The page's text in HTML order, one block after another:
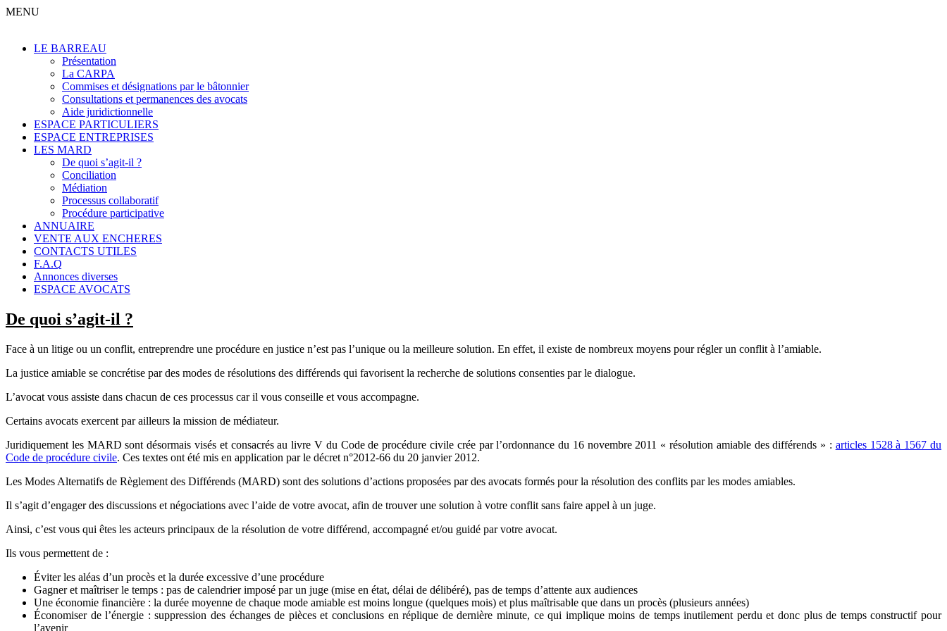
MENU
LE BARREAU
Présentation
La CARPA
Commises et désignations par le bâtonnier
Consultations et permanences des avocats
Aide juridictionnelle
ESPACE PARTICULIERS
ESPACE ENTREPRISES
LES MARD
De quoi s’agit-il ?
Conciliation
Médiation
Processus collaboratif
Procédure participative
ANNUAIRE
VENTE AUX ENCHERES
CONTACTS UTILES
F.A.Q
Annonces diverses
ESPACE AVOCATS
De quoi s’agit-il ?
Face à un litige ou un conflit, entreprendre une procédure en justice n’est pas l’unique ou la meilleure solution. En effet, il existe de nombreux moyens pour régler un conflit à l’amiable.
La justice amiable se concrétise par des modes de résolutions des différends qui favorisent la recherche de solutions consenties par le dialogue.
L’avocat vous assiste dans chacun de ces processus car il vous conseille et vous accompagne.
Certains avocats exercent par ailleurs la mission de médiateur.
Juridiquement les MARD sont désormais visés et consacrés au livre V du Code de procédure civile crée par l’ordonnance du 16 novembre 2011 « résolution amiable des différends » : articles 1528 à 1567 du
Code de procédure civile. Ces textes ont été mis en application par le décret n°2012-66 du 20 janvier 2012.
Les Modes Alternatifs de Règlement des Différends (MARD) sont des solutions d’actions proposées par des avocats formés pour la résolution des conflits par les modes amiables.
Il s’agit d’engager des discussions et négociations avec l’aide de votre avocat, afin de trouver une solution à votre conflit sans faire appel à un juge.
Ainsi, c’est vous qui êtes les acteurs principaux de la résolution de votre différend, accompagné et/ou guidé par votre avocat.
Ils vous permettent de :
Éviter les aléas d’un procès et la durée excessive d’une procédure
Gagner et maîtriser le temps : pas de calendrier imposé par un juge (mise en état, délai de délibéré), pas de temps d’attente aux audiences
Une économie financière : la durée moyenne de chaque mode amiable est moins longue (quelques mois) et plus maîtrisable que dans un procès (plusieurs années)
Économiser de l’énergie : suppression des échanges de pièces et conclusions en réplique de dernière minute, ce qui implique moins de temps inutilement perdu et donc plus de temps constructif pour
l’avenir